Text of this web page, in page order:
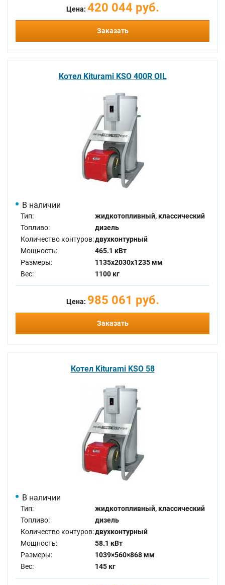
Цена: 420 044 руб.
Заказать
Котел Kiturami KSO 400R OIL
В наличии
Тип:
жидкотопливный, классический
Топливо:
дизель
Количество контуров:двухконтурный
Мощность:
465.1 кВт
Размеры:
1135x2030x1235 мм
Вес:
1100 кг
Цена: 985 061 руб.
Заказать
Котел Kiturami KSO 58
В наличии
Тип:
жидкотопливный, классический
Топливо:
дизель
Количество контуров:двухконтурный
Мощность:
58.1 кВт
Размеры:
1039×560×868 мм
Вес:
145 кг